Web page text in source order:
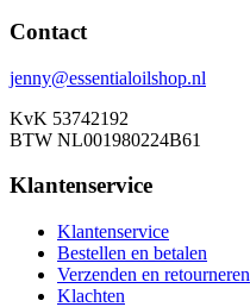
Contact
jenny@essentialoilshop.nl
KvK 53742192
BTW NL001980224B61
Klantenservice
Klantenservice
Bestellen en betalen
Verzenden en retourneren
Klachten